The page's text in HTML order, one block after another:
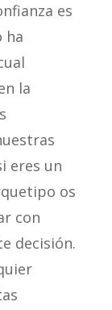
es
ha
la
eres un
os
con
decisión.